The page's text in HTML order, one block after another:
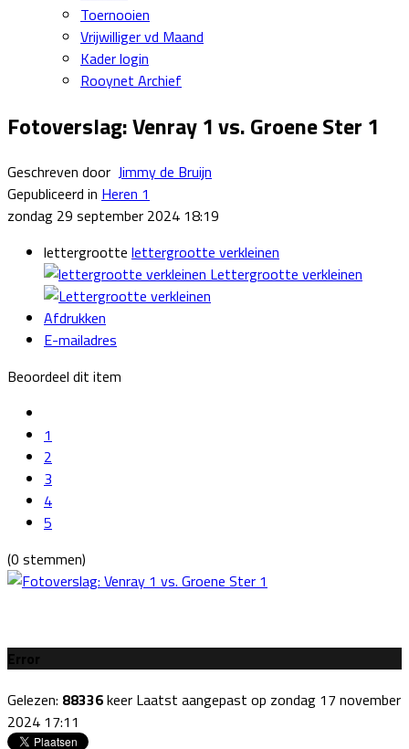
Toernooien
Vrijwilliger vd Maand
Kader login
Rooynet Archief
Fotoverslag: Venray 1 vs. Groene Ster 1
Geschreven door Jimmy de Bruijn
Gepubliceerd in Heren 1
zondag 29 september 2024 18:19
lettergrootte lettergrootte verkleinen
Lettergrootte verkleinen
Afdrukken
E-mailadres
Beoordeel dit item
1
2
3
4
5
(0 stemmen)
Error
Gelezen: 88336keer Laatst aangepast op zondag 17 november
2024 17:11